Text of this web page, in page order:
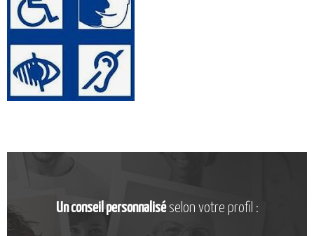
CATALOGUE DE FORMATIONS
NOS FORMATIONS PAR MÉTIER
NOS FORMATIONS SÉCURITÉ
NOS PERFECTIONNEMENTS PAR MÉTIER
AGENDA
Un conseil personnaliséselon votre profil :